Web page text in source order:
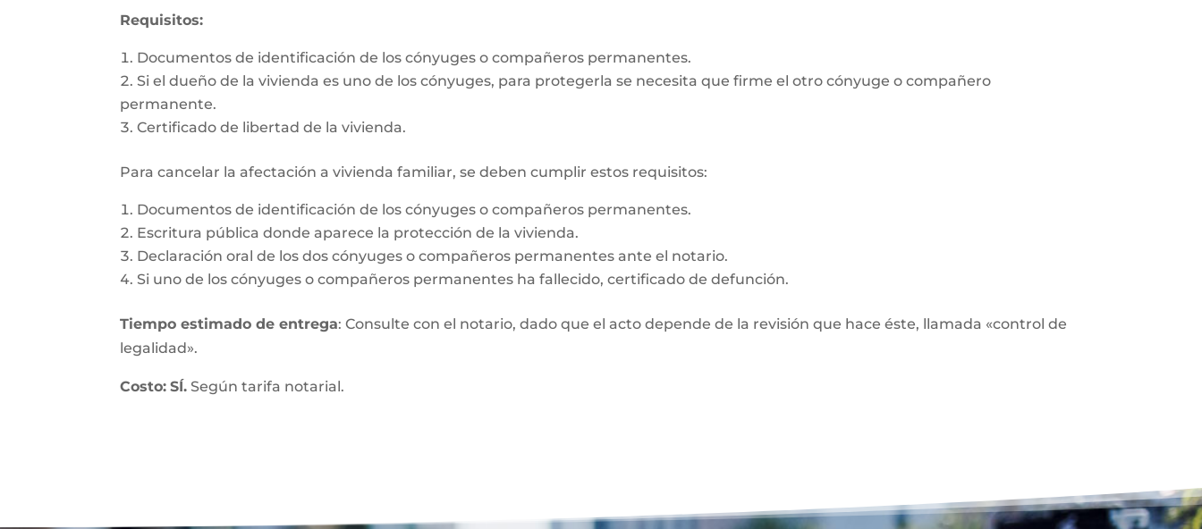
Requisitos:
Documentos de identificación de los cónyuges o compañeros permanentes.
Si el dueño de la vivienda es uno de los cónyuges, para protegerla se necesita que firme el otro cónyuge o compañero
permanente.
Certificado de libertad de la vivienda.
Para cancelar la afectación a vivienda familiar, se deben cumplir estos requisitos:
Documentos de identificación de los cónyuges o compañeros permanentes.
Escritura pública donde aparece la protección de la vivienda.
Declaración oral de los dos cónyuges o compañeros permanentes ante el notario.
Si uno de los cónyuges o compañeros permanentes ha fallecido, certificado de defunción.
Tiempo estimado de entrega: Consulte con el notario, dado que el acto depende de la revisión que hace éste, llamada «control de
legalidad».
Costo: SÍ. Según tarifa notarial.